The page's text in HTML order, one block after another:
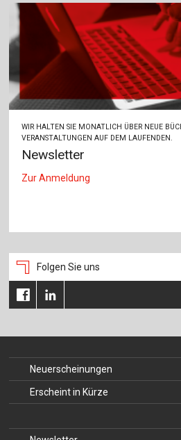
WIR HALTEN SIE MONATLICH ÜBER NEUE
VERANSTALTUNGEN AUF DEM LAUFENDEN.
Newsletter
Zur Anmeldung
Folgen Sie uns
Neuerscheinungen
Erscheint in Kürze